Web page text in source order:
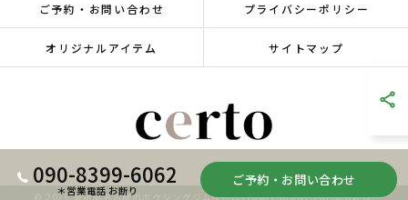
090-8399-6062
＊営業電話 お断り
ご予約・お問い合わせ
ご予約・お問い合わせ プライバシーポリシー
オリジナルアイテム サイトマップ